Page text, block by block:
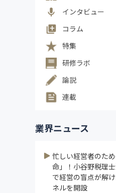
インタビュー
コラム
特集
研修ラボ
論説
連載
業界ニュース
忙しい経営者のた
命」！小谷野税理
で経営の盲点が解
ネルを開設